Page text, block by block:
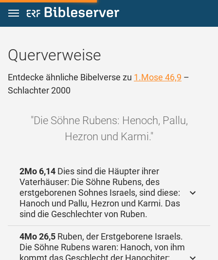
Zum Inhalt springen
Querverweise
Entdecke ähnliche Bibelverse zu 1.Mose 46,9 –
Schlachter 2000
"Die Söhne Rubens: Henoch, Pallu,
Hezron und Karmi."
2Mo 6,14 Dies sind die Häupter ihrer
Vaterhäuser: Die Söhne Rubens, des
erstgeborenen Sohnes Israels, sind diese:
Hanoch und Pallu, Hezron und Karmi. Das
sind die Geschlechter von Ruben.
4Mo 26,5 Ruben, der Erstgeborene Israels.
Die Söhne Rubens waren: Hanoch, von ihm
kommt das Geschlecht der Hanochiter;